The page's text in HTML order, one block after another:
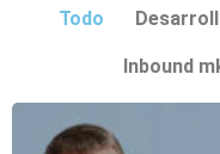
Todo
Inbound